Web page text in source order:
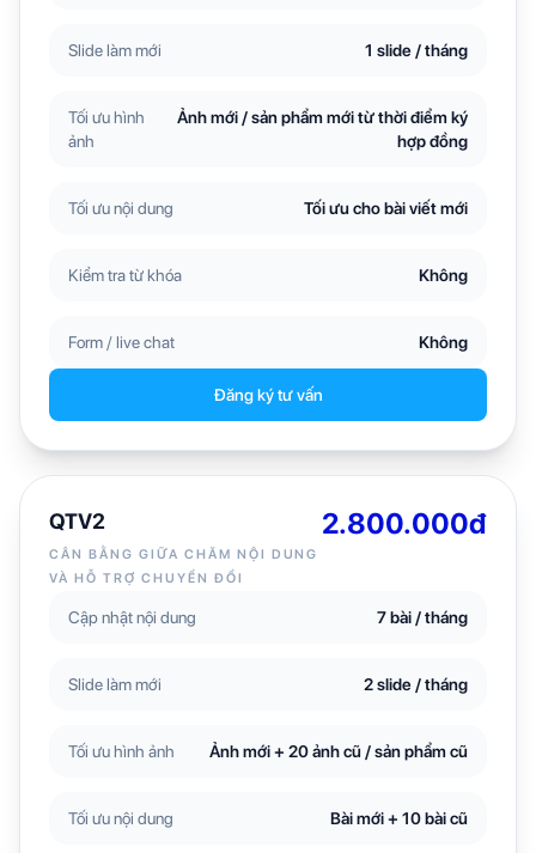
Slide làm mới 1 slide / tháng
Tối ưu hình
ảnh
Ảnh mới / sản phẩm mới từ thời điểm ký
hợp đồng
Tối ưu nội dung Tối ưu cho bài viết mới
Kiểm tra từ khóa Không
Form / live chat Không
Đăng ký tư vấn
QTV2
CÂN BẰNG GIỮA CHĂM NỘI DUNG
VÀ HỖ TRỢ CHUYỂN ĐỔI
2.800.000đ
Cập nhật nội dung 7 bài / tháng
Slide làm mới 2 slide / tháng
Tối ưu hình ảnh Ảnh mới + 20 ảnh cũ / sản phẩm cũ
Tối ưu nội dung Bài mới + 10 bài cũ